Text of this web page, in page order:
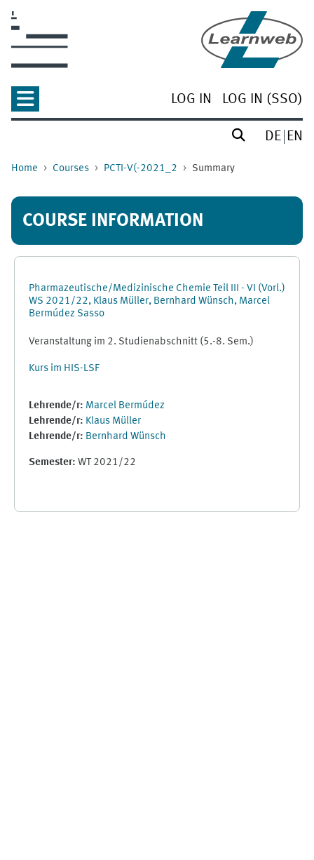
LOG IN LOG IN (SSO)
DE EN
Home Courses PCTI-V(-2021_2 Summary
COURSE INFORMATION
Pharmazeutische/Medizinische Chemie Teil III - VI (Vorl.)
WS 2021/22, Klaus Müller, Bernhard Wünsch, Marcel
Bermúdez Sasso
Veranstaltung im 2. Studienabschnitt (5.-8. Sem.)
Kurs im HIS-LSF
Lehrende/r: Marcel Bermúdez
Lehrende/r: Klaus Müller
Lehrende/r: Bernhard Wünsch
Semester: WT 2021/22